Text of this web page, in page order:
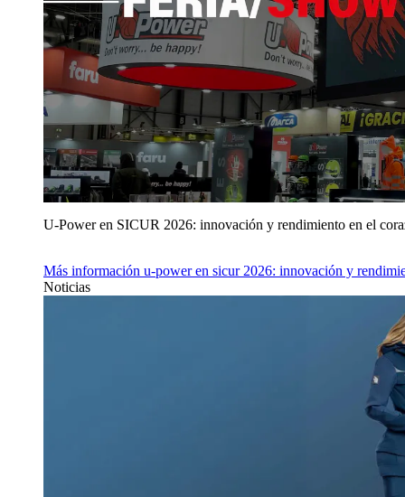
U‑Power en SICUR 2026: innovación y rendimiento en el
Más información u‑power en sicur 2026: innovación y
Noticias